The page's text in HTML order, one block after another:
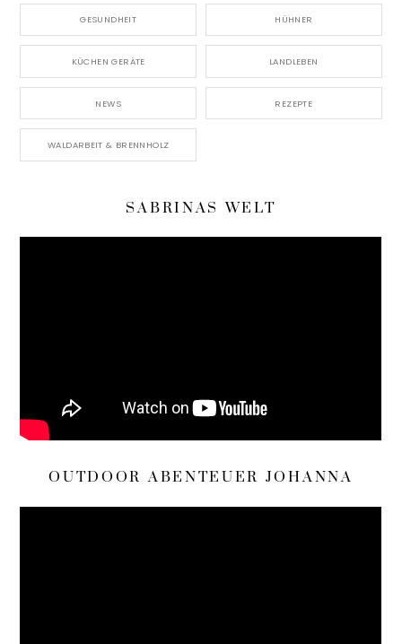
GESUNDHEIT HÜHNER
KÜCHEN GERÄTE LANDLEBEN
NEWS REZEPTE
WALDARBEIT & BRENNHOLZ
SABRINAS WELT
OUTDOOR ABENTEUER JOHANNA